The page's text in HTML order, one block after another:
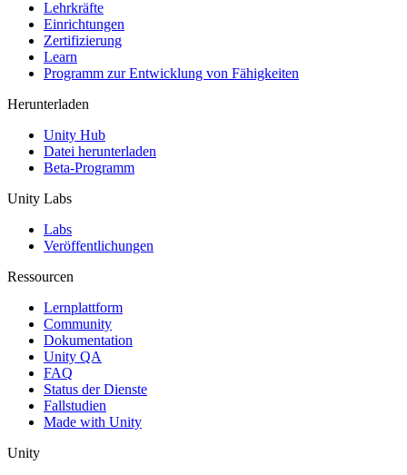
XR-Spiele
XR-Spiele plattformübergreifend starten
Multiplayer-Spiele
Vereinfachte Entwicklung von Multiplayer-Spielen
Lehrkräfte
Einrichtungen
Zertifizierung
Learn
Programm zur Entwicklung von Fähigkeiten
Herunterladen
Unity Hub
Datei herunterladen
Beta-Programm
Unity Labs
Labs
Veröffentlichungen
Ressourcen
Lernplattform
Community
Dokumentation
Unity QA
FAQ
Status der Dienste
Fallstudien
Made with Unity
Unity